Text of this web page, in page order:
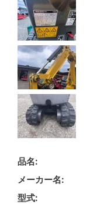
品名
メーカー名
型式